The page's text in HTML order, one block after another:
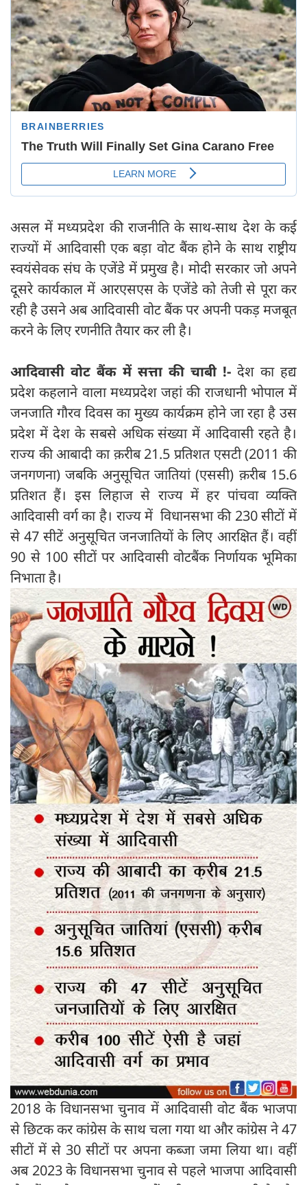
असल में मध्यप्रदेश की राजनीति के साथ-साथ देश के कई
राज्यों में आदिवासी एक बड़ा वोट बैंक होने के साथ राष्ट्रीय
स्वयंसेवक संघ के एजेंडे में प्रमुख है। मोदी सरकार जो अपने
दूसरे कार्यकाल में आरएसएस के एजेंडे को तेजी से पूरा कर
रही है उसने अब आदिवासी वोट बैंक पर अपनी पकड़ मजबूत
करने के लिए रणनीति तैयार कर ली है।
आदिवासी वोट बैंक में सत्ता की चाबी !- देश का हद्य
प्रदेश कहलाने वाला मध्यप्रदेश जहां की राजधानी भोपाल में
जनजाति गौरव दिवस का मुख्य कार्यक्रम होने जा रहा है उस
प्रदेश में देश के सबसे अधिक संख्या में आदिवासी रहते है।
राज्य की आबादी का क़रीब 21.5 प्रतिशत एसटी (2011 की
जनगणना) जबकि अनुसूचित जातियां (एससी) क़रीब 15.6
प्रतिशत हैं। इस लिहाज से राज्य में हर पांचवा व्यक्ति
आदिवासी वर्ग का है। राज्य में विधानसभा की 230 सीटों में
से 47 सीटें अनुसूचित जनजातियों के लिए आरक्षित हैं। वहीं
90 से 100 सीटों पर आदिवासी वोटबैंक निर्णायक भूमिका
निभाता है।
2018 के विधानसभा चुनाव में आदिवासी वोट बैंक भाजपा
से छिटक कर कांग्रेस के साथ चला गया था और कांग्रेस ने 47
सीटों में से 30 सीटों पर अपना कब्जा जमा लिया था। वहीं
अब 2023 के विधानसभा चुनाव से पहले भाजपा आदिवासी